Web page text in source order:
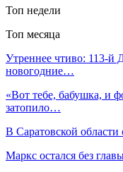
Топ недели
Топ месяца
Утреннее чтиво: 113-й
новогодние…
«Вот тебе, бабушка, и
затопило…
В Саратовской области
Маркс остался без